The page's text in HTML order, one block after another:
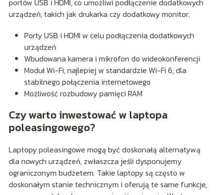
portów USB i HDMI, co umożliwi podłączenie dodatkowych
urządzeń, takich jak drukarka czy dodatkowy monitor.
Porty USB i HDMI w celu podłączenia dodatkowych
urządzeń
Wbudowana kamera i mikrofon do wideokonferencji
Moduł Wi-Fi, najlepiej w standardzie Wi-Fi 6, dla
stabilnego połączenia internetowego
Możliwość rozbudowy pamięci RAM
Czy warto inwestować w laptopa
poleasingowego?
Laptopy poleasingowe mogą być doskonałą alternatywą
dla nowych urządzeń, zwłaszcza jeśli dysponujemy
ograniczonym budżetem. Takie laptopy są często w
doskonałym stanie technicznym i oferują te same funkcje,